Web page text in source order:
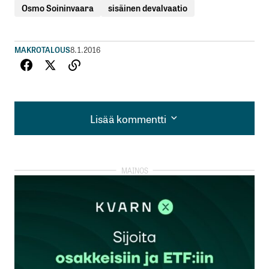
Osmo Soininvaara sisäinen devalvaatio
MAKROTALOUS8.1.2016
Lisää kommentti
Lisää kommentti
kirjautua
rekisteröityä